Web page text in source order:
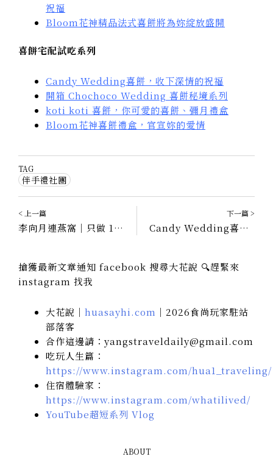
祝福
Bloom花神精品法式喜餅將為妳綻放盛開
喜餅宅配試吃系列
Candy Wedding喜餅，收下深情的祝福
開箱 Chochoco Wedding 喜餅秘境系列
koti koti 喜餅，你可愛的喜餅、彌月禮盒
Bloom花神喜餅禮盒，官宣妳的愛情
TAG
伴手禮社團
< 上一篇
李向月連燕窩｜只做 100% 真正的燕窩，無糖燕窩三入禮盒
下一篇 >
Candy Wedding喜餅試吃｜探索新門市、台中喜餅試吃費用與下訂優惠
搶獲最新文章通知 facebook 搜尋大花說 🔍趕緊來
instagram 找我
大花說｜ huasayhi.com ｜2026食尚玩家駐站
部落客
合作這邊請：yangstraveldaily@gmail.com
吃玩人生篇：
https://www.instagram.com/hua1_traveling/
住宿體驗家：
https://www.instagram.com/whatilived/
YouTube超短系列 Vlog
ABOUT